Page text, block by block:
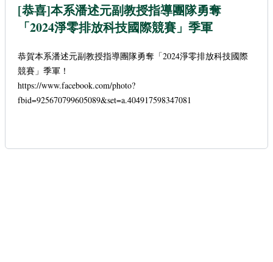
[恭喜]本系潘述元副教授指導團隊勇奪
「2024淨零排放科技國際競賽」季軍
恭賀本系潘述元副教授指導團隊勇奪「2024淨零排放科技國際
競賽」季軍！
https://www.facebook.com/photo?
fbid=925670799605089&set=a.404917598347081